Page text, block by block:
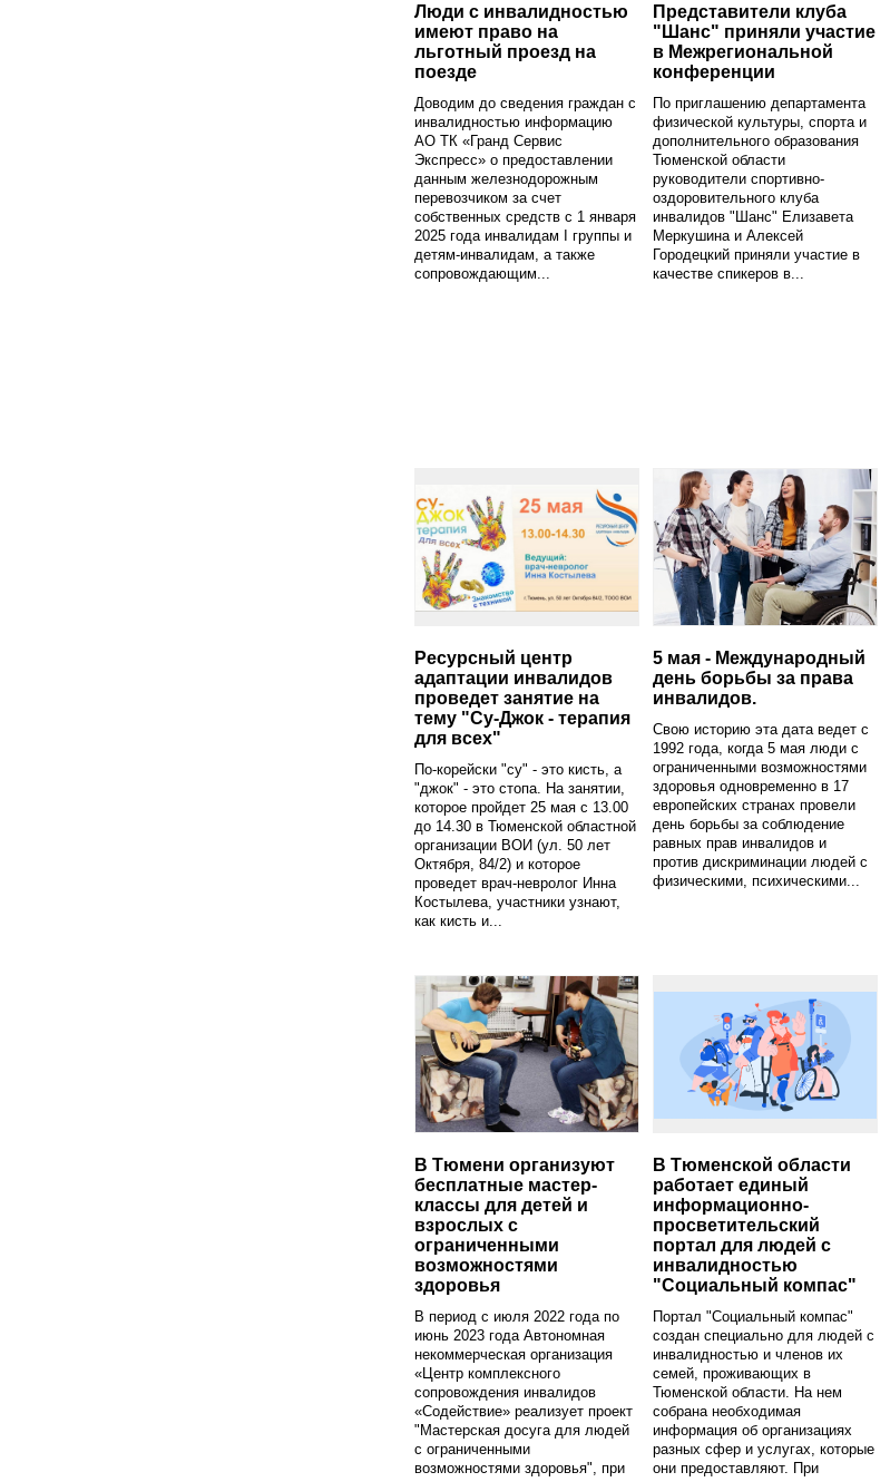
Люди с инвалидностью
имеют право на
льготный проезд на
поезде
Доводим до сведения граждан с
инвалидностью информацию
АО ТК «Гранд Сервис
Экспресс» о предоставлении
данным железнодорожным
перевозчиком за счет
собственных средств с 1 января
2025 года инвалидам I группы и
детям-инвалидам, а также
сопровождающим...
Представители клуба
"Шанс" приняли участие
в Межрегиональной
конференции
По приглашению департамента
физической культуры, спорта и
дополнительного образования
Тюменской области
руководители спортивно-
оздоровительного клуба
инвалидов "Шанс" Елизавета
Меркушина и Алексей
Городецкий приняли участие в
качестве спикеров в...
Ресурсный центр
адаптации инвалидов
проведет занятие на
тему "Су-Джок - терапия
для всех"
По-корейски "су" - это кисть, а
"джок" - это стопа. На занятии,
которое пройдет 25 мая с 13.00
до 14.30 в Тюменской областной
организации ВОИ (ул. 50 лет
Октября, 84/2) и которое
проведет врач-невролог Инна
Костылева, участники узнают,
как кисть и...
5 мая - Международный
день борьбы за права
инвалидов.
Свою историю эта дата ведет с
1992 года, когда 5 мая люди с
ограниченными возможностями
здоровья одновременно в 17
европейских странах провели
день борьбы за соблюдение
равных прав инвалидов и
против дискриминации людей с
физическими, психическими...
В Тюмени организуют
бесплатные мастер-
классы для детей и
взрослых с
ограниченными
возможностями
здоровья
В период с июля 2022 года по
июнь 2023 года Автономная
некоммерческая организация
«Центр комплексного
сопровождения инвалидов
«Содействие» реализует проект
"Мастерская досуга для людей
с ограниченными
возможностями здоровья", при
В Тюменской области
работает единый
информационно-
просветительский
портал для людей с
инвалидностью
"Социальный компас"
Портал "Социальный компас"
создан специально для людей с
инвалидностью и членов их
семей, проживающих в
Тюменской области. На нем
собрана необходимая
информация об организациях
разных сфер и услугах, которые
они предоставляют. При